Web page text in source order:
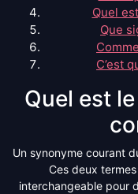
Quel
Que
C’est
Quel est
Un synonyme courant
Ces deux
interchangeable pour